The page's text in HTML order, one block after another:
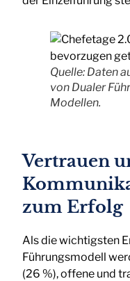
Quelle: Daten
von Dualer
Modellen.
Vertrauen
zum Erfolg
Als die wichtigsten
Führungsmodell
(26 %), offene und